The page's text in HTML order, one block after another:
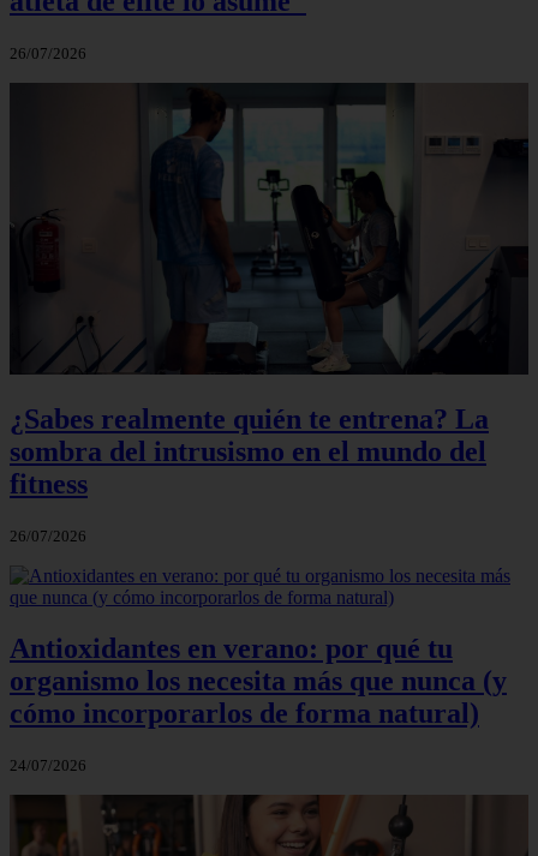
26/07/2026
¿Sabes realmente quién te entrena? La
sombra del intrusismo en el mundo del
fitness
26/07/2026
Antioxidantes en verano: por qué tu
organismo los necesita más que nunca (y
cómo incorporarlos de forma natural)
24/07/2026